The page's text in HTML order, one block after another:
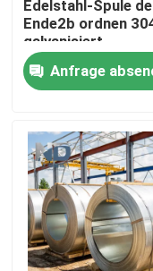
Treten Sie mit
Nachrichten
Warm gewalzte
Kaltgewalzte
Polieredelstahl-
Edelstahl-Spule
Ende2b ordnen
galvanisiert
Anfrage